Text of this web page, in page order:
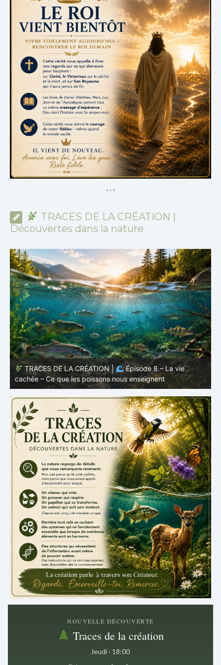
***
TRACES DE LA CRÉATION |
Découvertes dans la nature
TRACES DE LA CRÉATION |
Épisode 8 – La vie
cachée – Ce que les poissons nous enseignent
.
NOUVELLE DÉCOUVERTE
Traces de la création
Jeudi · 18:00